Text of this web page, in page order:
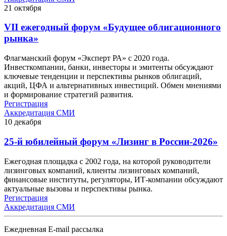
21 октября
VII ежегодный форум «Будущее облигационного
рынка»
Флагманский форум «Эксперт РА» с 2020 года.
Инвесткомпании, банки, инвесторы и эмитенты обсуждают
ключевые тенденции и перспективы рынков облигаций,
акций, ЦФА и альтернативных инвестиций. Обмен мнениями
и формирование стратегий развития.
Регистрация
Аккредитация СМИ
10 декабря
25-й юбилейный форум «Лизинг в России-2026»
Ежегодная площадка с 2002 года, на которой руководители
лизинговых компаний, клиенты лизинговых компаний,
финансовые институты, регуляторы, ИТ-компании обсуждают
актуальные вызовы и перспективы рынка.
Регистрация
Аккредитация СМИ
Ежедневная E-mail рассылка